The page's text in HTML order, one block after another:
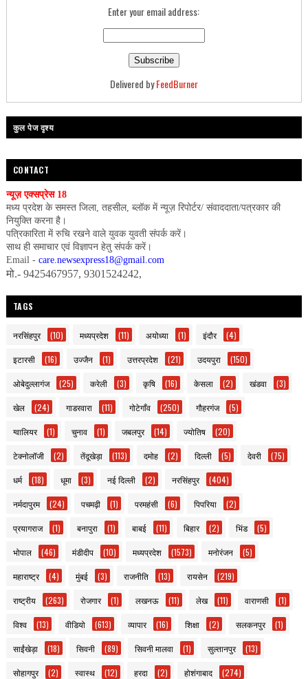
Enter your email address:
Delivered byFeedBurner
कुल पेज दृश्य
CONTACT
न्यूज़ एक्सप्रेस 18
मध्य प्रदेश के समस्त जिला, तहसील, ब्लॉक में न्यूज़ रिपोर्टर/ संवाददाता/पत्रकार की
नियुक्ति करना है।
पत्रिकारिता में रुचि रखने वाले युवक युवती संपर्क करें।
साथ ही समाचार एवं विज्ञापन हेतु संपर्क करें।
Email - care.newsexpress18@gmail.com
मो.- 9425467957, 9301524242,
TAGS
नरसिंहपुर (10) मध्यप्रदेश (11) अयोध्या (1) इंदौर (4)
इटारसी (16) उज्जैन (1) उत्तरप्रदेश (21) उदयपुरा (150)
ओबेदुल्लागंज (25) करेली (3) कृषि (16) केसला (2) खंडवा (3)
खेल (24) गाडरवारा (11) गोटेगाँव (250) गौहरगंज (5)
ग्वालियर (1) चुनाव (1) जबलपुर (14) ज्योतिष (20)
टेक्नोलॉजी (2) तेंदूखेड़ा (113) दमोह (2) दिल्ली (5) देवरी (75)
धर्म (18) धूमा (3) नई दिल्ली (2) नरसिंहपुर (404)
नर्मदापुरम (24) पचमढ़ी (1) परमहंसी (6) पिपरिया (2)
प्रयागराज (1) बनापुरा (1) बाबई (11) बिहार (2) भिंड (5)
भोपाल (46) मंडीदीप (10) मध्यप्रदेश (1573) मनोरंजन (5)
महाराष्ट्र (4) मुंबई (3) राजनीति (13) रायसेन (219)
राष्ट्रीय (263) रोजगार (1) लखनऊ (11) लेख (11) वाराणसी (1)
विश्व (13) वीडियो (613) व्यापार (16) शिक्षा (2) सलकनपुर (1)
साईंखेड़ा (18) सिवनी (89) सिवनी मालवा (1) सुल्तानपुर (13)
सोहागपुर (2) स्वास्थ (12) हरदा (2) होशंगाबाद (274)